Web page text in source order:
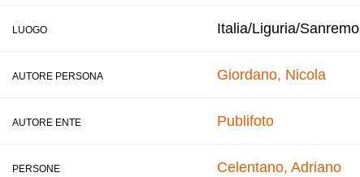
LUOGO Italia/Liguria/Sanremo
AUTORE PERSONA Giordano, Nicola
AUTORE ENTE Publifoto
PERSONE Celentano, Adriano